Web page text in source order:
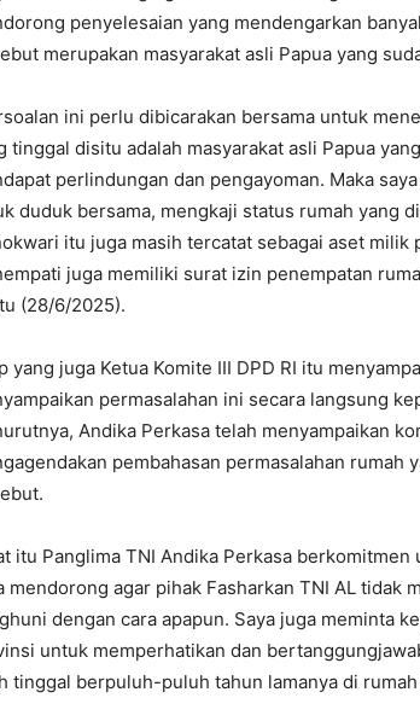
penyelesaian yang mendengarkan
merupakan masyarakat asli Papua yang
ini perlu dibicarakan bersama untuk
tinggal disitu adalah masyarakat asli Papua
perlindungan dan pengayoman. Maka
duduk bersama, mengkaji status rumah yang
itu juga masih tercatat sebagai aset milik
juga memiliki surat izin penempatan
(28/6/2025).
yang juga Ketua Komite III DPD RI itu
permasalahan ini secara langsung
Andika Perkasa telah menyampaikan
pembahasan permasalahan rumah
itu Panglima TNI Andika Perkasa
mendorong agar pihak Fasharkan TNI AL tidak
dengan cara apapun. Saya juga meminta
untuk memperhatikan dan
tinggal berpuluh-puluh tahun lamanya di rumah